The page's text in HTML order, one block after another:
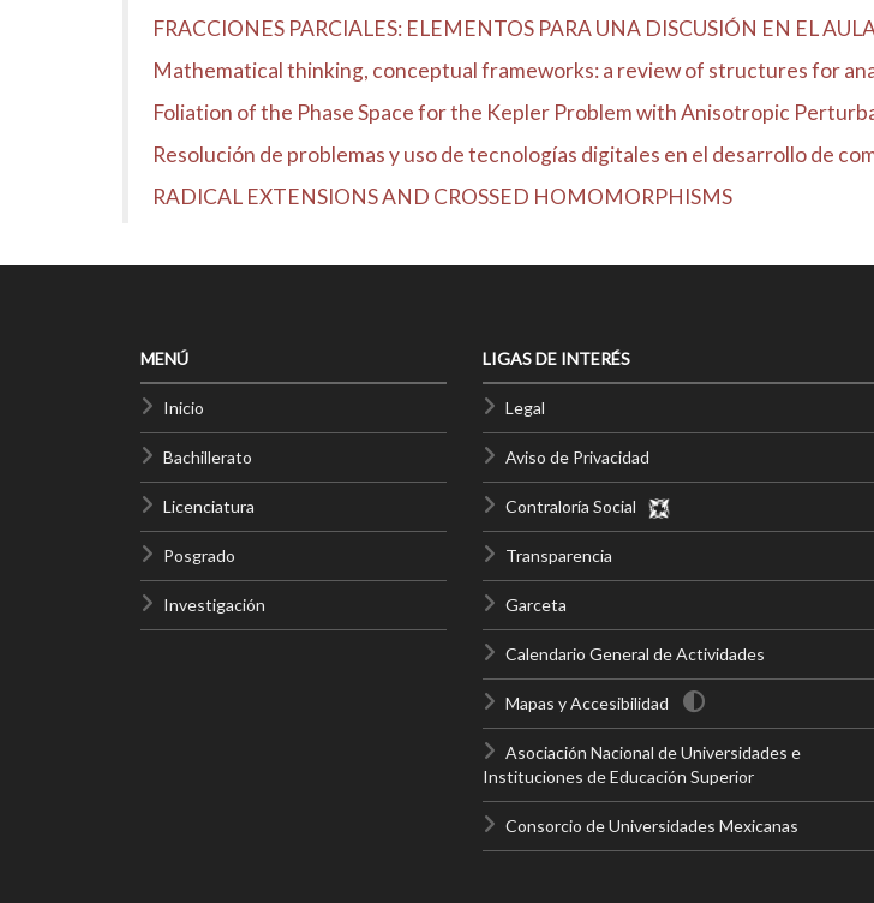
FRACCIONES PARCIALES: ELEMENTOS PARA UNA DISCUSIÓN EN EL
Mathematical thinking, conceptual frameworks: a review of structures for
Foliation of the Phase Space for the Kepler Problem with Anisotropic
Resolución de problemas y uso de tecnologías digitales en el desarrollo de
RADICAL EXTENSIONS AND CROSSED HOMOMORPHISMS
MENÚ
Inicio
Bachillerato
Licenciatura
Posgrado
Investigación
LIGAS DE INTERÉS
Legal
Aviso de Privacidad
Contraloría Social
Transparencia
Garceta
Calendario General de Actividades
Mapas y Accesibilidad
Asociación Nacional de Universidades e
Instituciones de Educación Superior
Consorcio de Universidades Mexicanas